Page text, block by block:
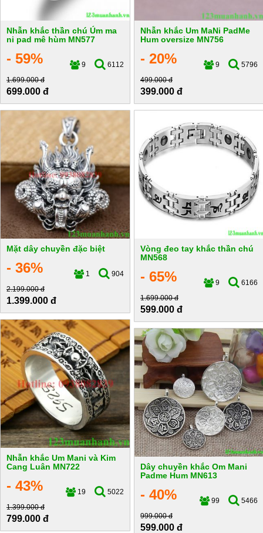
Nhẫn khắc thần chú Úm ma
ni pad mê hùm MN577
- 59% 9
6112
1.699.000 đ
699.000 đ
Nhẫn khắc Um MaNi PadMe
Hum oversize MN756
- 20% 9
5796
499.000 đ
399.000 đ
Mặt dây chuyền đặc biệt
- 36% 1
904
2.199.000 đ
1.399.000 đ
Vòng đeo tay khắc thần chú
MN568
- 65% 9
6166
1.699.000 đ
599.000 đ
Nhẫn khắc Um Mani và Kim
Cang Luân MN722
- 43% 19
5022
1.399.000 đ
799.000 đ
Dây chuyền khắc Om Mani
Padme Hum MN613
- 40% 99
5466
999.000 đ
599.000 đ